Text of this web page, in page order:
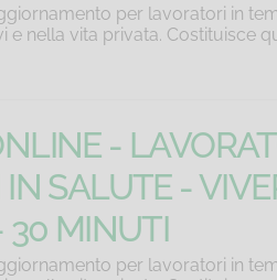
per lavoratori in
e nella vita privata. Costituisce
-
SALUTE -
30 MINUTI
per lavoratori in